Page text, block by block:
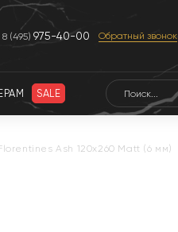
8 (495) 975-40-00 Обратный звонок
SALE
Ash 120x260 Matt (6 мм)